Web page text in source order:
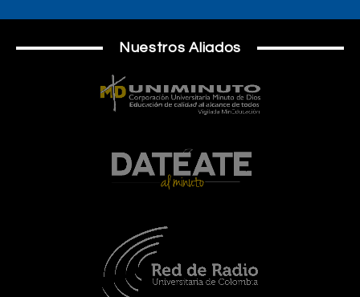
Nuestros Aliados